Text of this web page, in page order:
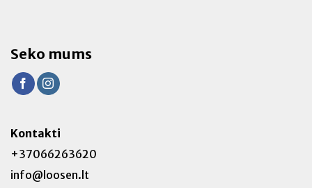
Seko mums
Kontakti
+37066263620
info@loosen.lt